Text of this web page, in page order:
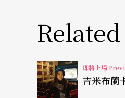
力」。在這強烈的召
（一九九八年於柏林
河》。
俞秀青在紐約時曾與
即將上場
吉米布蘭